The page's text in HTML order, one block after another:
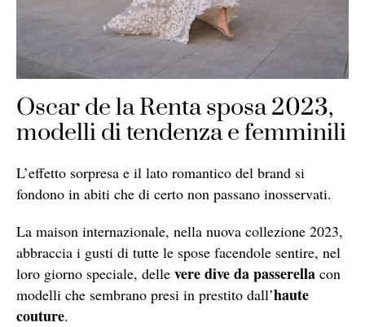
Oscar de la Renta sposa 2023,
modelli di tendenza e femminili
L’effetto sorpresa e il lato romantico del brand si
fondono in abiti che di certo non passano inosservati.
La maison internazionale, nella nuova collezione 2023,
abbraccia i gusti di tutte le spose facendole sentire, nel
loro giorno speciale, delle vere dive da passerella con
modelli che sembrano presi in prestito dall’haute
couture.